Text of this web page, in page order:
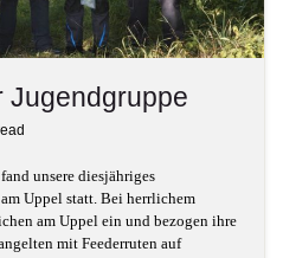
Jugendgruppe
unsere diesjähriges
Uppel statt. Bei herrlichem
am Uppel ein und bezogen ihre
mit Feederruten auf